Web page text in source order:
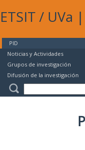
ETSIT / UVa |
PID
Noticias y Actividades
Grupos de investigación
Difusión de la investigación